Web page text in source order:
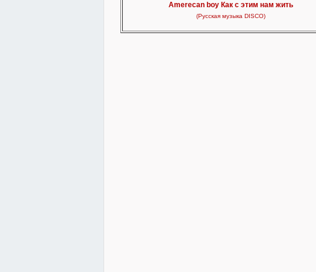
Amerecan boy Как с этим нам жить
(Русская музыка DISCO)